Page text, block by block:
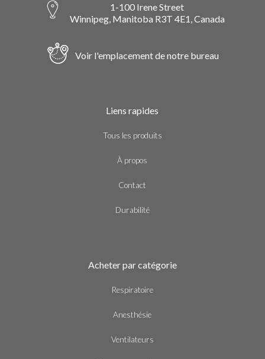
1-100 Irene Street
Winnipeg, Manitoba R3T 4E1, Canada
Voir l'emplacement de notre bureau
Liens rapides
Tous les produits
À propos
Contact
Durabilité
Acheter par catégorie
Respiratoire
Anesthésie
Ventilateurs